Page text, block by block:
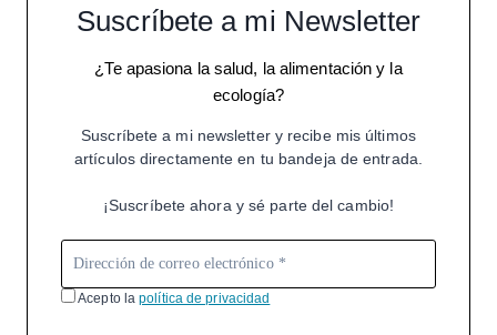
Suscríbete a mi Newsletter
¿Te apasiona la salud, la alimentación y la
ecología?
Suscríbete a mi newsletter y recibe mis últimos
artículos directamente en tu bandeja de entrada.
¡Suscríbete ahora y sé parte del cambio!
Acepto lapolítica de privacidad